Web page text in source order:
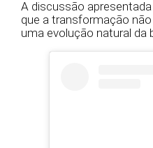
A discussão
que a transformação
uma evolução natural da